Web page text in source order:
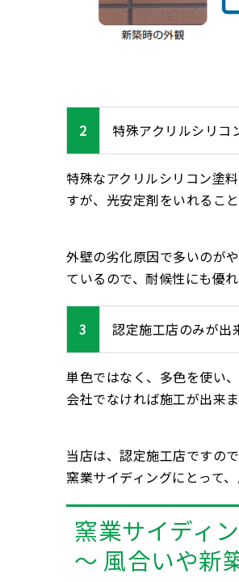
2 特殊アクリルシリコ
特殊なアクリルシリコン塗
すが、光安定剤をいれるこ
外壁の劣化原因で多いのが
ているので、耐候性にも優
3 認定施工店のみが出
単色ではなく、多色を使い
会社でなければ施工が出来ま
当店は、認定施工店ですの
窯業サイディングにとって
窯業サイディ
～ 風合いや新